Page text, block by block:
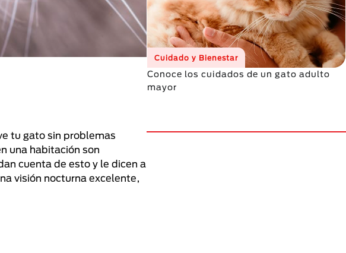
tu gato sin problemas
una habitación son
cuenta de esto y le dicen a
visión nocturna excelente,
Cuidado y Bienestar
Conoce los cuidados de un gato adulto
mayor